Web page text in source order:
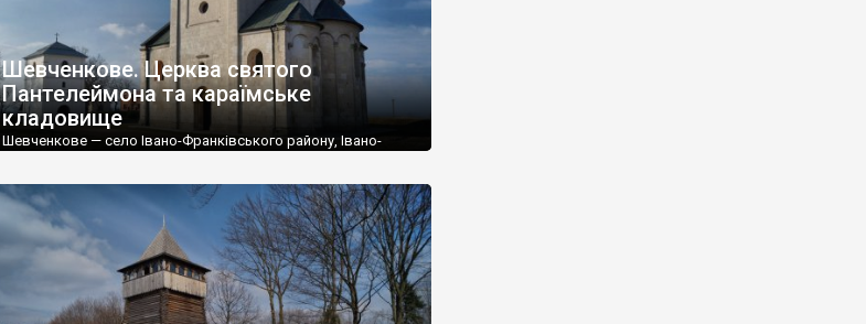
Шевченкове. Церква святого
Пантелеймона та караїмське
кладовище
Шевченкове — село Івано-Франківського району, Івано-
давнини — церква святого Пантелеймона, що вважається
найстарішою в Західній Україні. Село розташоване на
правому березі річки Лімниці біля місця її впадіння у Дністер,
на високому пагорбі, що в народі носить назву Виноградна
гора. Давня назва місцевості – Святий Станіслав. Імям